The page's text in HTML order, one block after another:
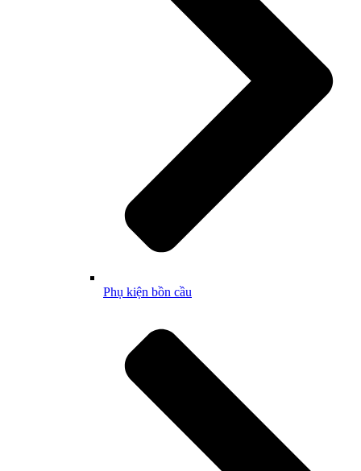
Phụ kiện bồn cầu